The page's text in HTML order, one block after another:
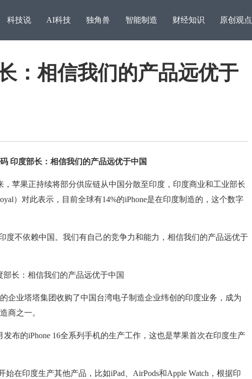
科技说 AI科技 独角兽 智能制造 财经知识 原创观点
：相信我们的产品远优于
印度部长：相信我们的产品远优于中国
果正持续将部分供应链从中国分散至印度，印度商业和工业部长
）对此表示，目前全球有14%的iPhone是在印度制造的，这个数字
不依赖中国。我们有自己的竞争力和能力，相信我们的产品远优于
业塔塔集团收购了中国台湾电子制造企业纬创的印度业务，成为
商之一。
的iPhone 16全系列手机的生产工作，这也是苹果首次在印度生产
印度生产其他产品，比如iPad、AirPods和Apple Watch，根据印
消息称苹果基础模型团队超半